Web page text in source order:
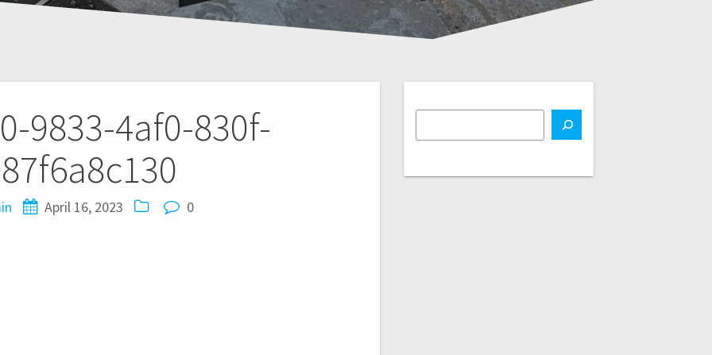
9833-4af0-830f-
April 16, 2023 0